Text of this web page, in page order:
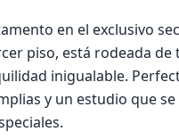
en el exclusivo
piso, está rodeada de
inigualable.
y un estudio que